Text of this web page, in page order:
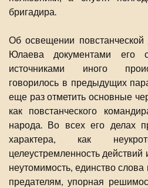
бригадира.
Об освещении повстанческой
Юлаева документами его
источниками иного
говорилось в предыдущих
еще раз отметить основные
как повстанческого
народа. Во всех его делах
характера, как
целеустремленность действий
неутомимость, единство
предателям, упорная